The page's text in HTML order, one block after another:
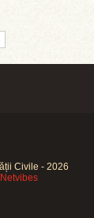
Civile - 2026
Netvibes